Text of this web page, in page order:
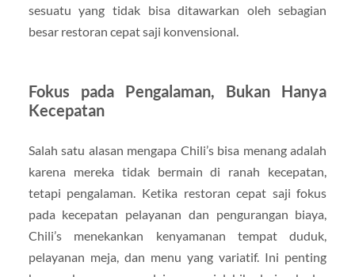
sesuatu yang tidak bisa ditawarkan oleh sebagian
besar restoran cepat saji konvensional.
Fokus pada Pengalaman, Bukan Hanya
Kecepatan
Salah satu alasan mengapa Chili’s bisa menang adalah
karena mereka tidak bermain di ranah kecepatan,
tetapi pengalaman. Ketika restoran cepat saji fokus
pada kecepatan pelayanan dan pengurangan biaya,
Chili’s menekankan kenyamanan tempat duduk,
pelayanan meja, dan menu yang variatif. Ini penting